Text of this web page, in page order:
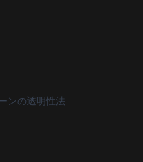
ンの透明性法